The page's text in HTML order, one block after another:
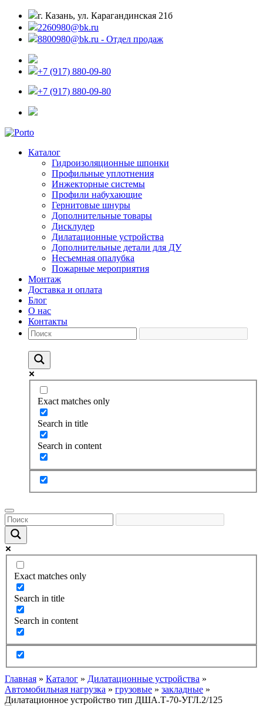
г. Казань, ул. Карагандинская 21б
2260980@bk.ru
8800980@bk.ru - Отдел продаж
+7 (917) 880-09-80
+7 (917) 880-09-80
Каталог
Гидроизоляционные шпонки
Профильные уплотнения
Инжекторные системы
Профили набухающие
Гернитовые шнуры
Дополнительные товары
Дисклудер
Дилатационные устройства
Дополнительные детали для ДУ
Несъемная опалубка
Пожарные мероприятия
Монтаж
Доставка и оплата
Блог
О нас
Контакты
Exact matches only
Search in title
Search in content
Exact matches only
Search in title
Search in content
Главная » Каталог » Дилатационные устройства »
Автомобильная нагрузка » грузовые » закладные »
Дилатационное устройство тип ДША.Т-70-УГЛ.2/125